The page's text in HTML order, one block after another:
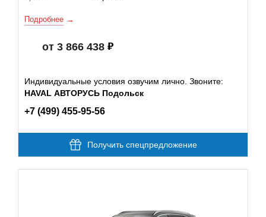
Подробнее
от 3 866 438
Индивидуальные условия озвучим лично. Звоните:
HAVAL АВТОРУСЬ Подольск
+7 (499) 455-95-56
Получить спецпредложение